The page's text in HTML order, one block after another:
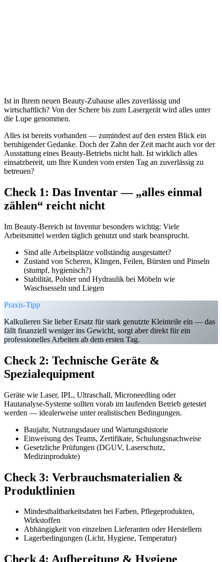
Ist in Ihrem neuen Beauty-Zuhause alles zuverlässig und
wirtschaftlich? Von der Schere bis zum Lasergerät wird alles unter
die Lupe genommen.
Alles ist bereits vorhanden — zumindest auf den ersten Blick ein
beruhigender Gedanke. Doch der Zahn der Zeit macht auch vor der
Ausstattung eines Beauty-Betriebs nicht halt. Ist wirklich alles
einsatzbereit, um Ihre Kunden vom ersten Tag an zuverlässig zu
betreuen?
Check 1: Das Inventar — „alles einmal
zählen“ reicht nicht
Im Beauty-Bereich ist Inventur besonders wichtig: Viele
Arbeitsmittel werden täglich genutzt und stark beansprucht.
Sind alle Arbeitsplätze vollständig ausgestattet?
Zustand von Scheren, Klingen, Feilen, Bürsten und Pinseln
(stumpf, hygienisch?)
Stabilität, Polster und Hydraulik bei Möbeln wie
Waschsesseln und Liegen
Praxis-Tipp
Kalkulieren Sie lieber Ersatz für stark genutzte Kleinteile ein — das
fällt finanziell weniger ins Gewicht, sorgt aber direkt für ein
professionelles Arbeiten ab dem ersten Tag.
Check 2: Technische Geräte &
Spezialequipment
Geräte wie Laser, IPL, Ultraschall, Microneedling oder
Hautanalyse-Systeme sollten vorab im laufenden Betrieb getestet
werden — idealerweise unter realistischen Bedingungen.
Baujahr, Nutzungsdauer und Wartungshistorie
Einweisung des Teams, Zertifikate, Schulungsnachweise
Gesetzliche Prüfungen (DGUV, Laserschutz,
Medizinprodukte)
Check 3: Verbrauchsmaterialien &
Produktlinien
Mindesthaltbarkeitsdaten bei Farben, Pflegeprodukten,
Wirkstoffen
Abhängigkeit von einzelnen Lieferanten oder Herstellern
Lagerbedingungen (Licht, Hygiene, Temperatur)
Check 4: Aufbereitung & Hygiene